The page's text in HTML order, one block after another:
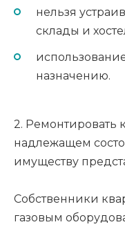
нельзя
склады и
назначению.
2. Ремонтировать
надлежащем
имуществу
Собственники
газовым